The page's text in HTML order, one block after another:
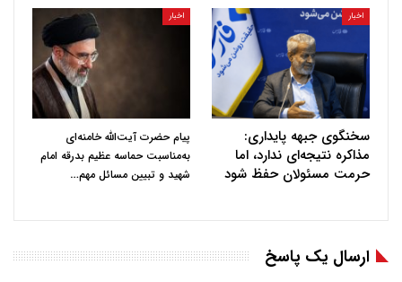
اخبار
سخنگوی جبهه پایداری:
مذاکره نتیجه‌ای ندارد، اما
حرمت مسئولان حفظ شود
اخبار
پیام حضرت آیت‌الله خامنه‌ای
به‌مناسبت حماسه عظیم بدرقه امام
شهید و تبیین مسائل مهم…
ارسال یک پاسخ